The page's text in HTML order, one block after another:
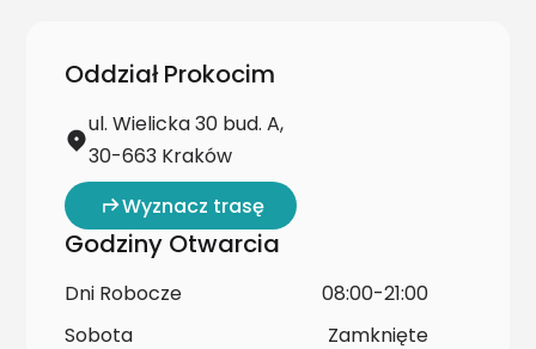
Oddział Prokocim
ul. Wielicka 30 bud. A,
30-663 Kraków
Wyznacz trasę
Godziny Otwarcia
Dni Robocze
08:00-21:00
Sobota
Zamknięte